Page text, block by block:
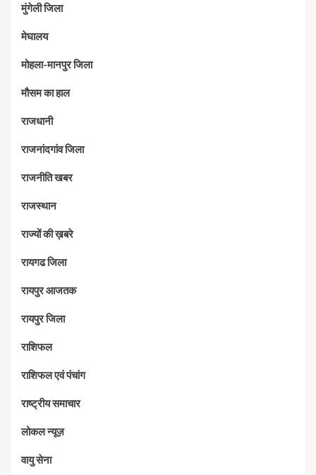
मुंगेली जिला
मेघालय
मोहला-मानपुर जिला
मौसम का हाल
राजधानी
राजनांदगांव जिला
राजनीति खबर
राजस्थान
राज्यों की ख़बरे
रायगढ जिला
रायपुर आजतक
रायपुर जिला
राशिफल
राशिफल एवं पंचांग
राष्ट्रीय समाचार
लोकल न्यूज़
वायु सेना